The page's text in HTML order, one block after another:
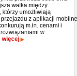
walka między
którzy umożliwiają
z aplikacji
m.in. cenami i
w
więcej